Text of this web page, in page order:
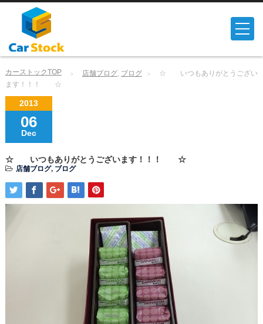
カーストックTOP 店舗ブログ, ブログ
☆ いつもありがとうござい
ます！！！ ☆
2013
06
Dec
☆ いつもありがとうございます！！！ ☆
店舗ブログ, ブログ